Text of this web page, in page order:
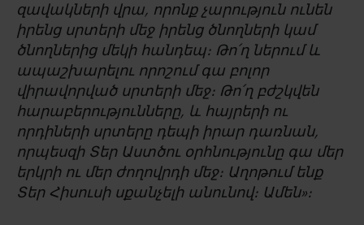
զավակների վրա, որոնք չարություն ունեն
իրենց սրտերի մեջ իրենց ծնողների կամ
ծնողներից մեկի հանդեպ։ Թո՛ղ ներում և
ապաշխարելու որոշում գա բոլոր
վիրավորված սրտերի մեջ։ Թո՛ղ բժշկվեն
հարաբերությունները, և հայրերի ու
որդիների սրտերը դեպի իրար դառնան,
որպեսզի Տեր Աստծու օրհնությունը գա մեր
երկրի ու մեր ժողովրդի մեջ։ Աղոթում ենք
Տեր Հիսուսի սքանչելի անունով։ Ամեն»։